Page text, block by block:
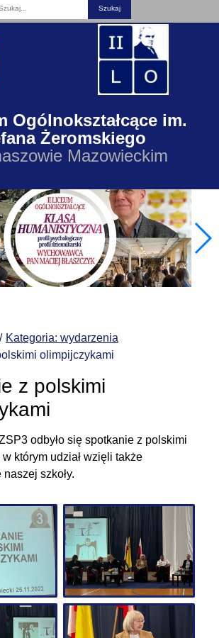
Ogólnokształcące im.
Żeromskiego
Mazowieckim
Kategoria: wydarzenia
olimpijczykami
z polskimi
odbyło się spotkanie z polskimi
którym udział wzięli także
szkoły.